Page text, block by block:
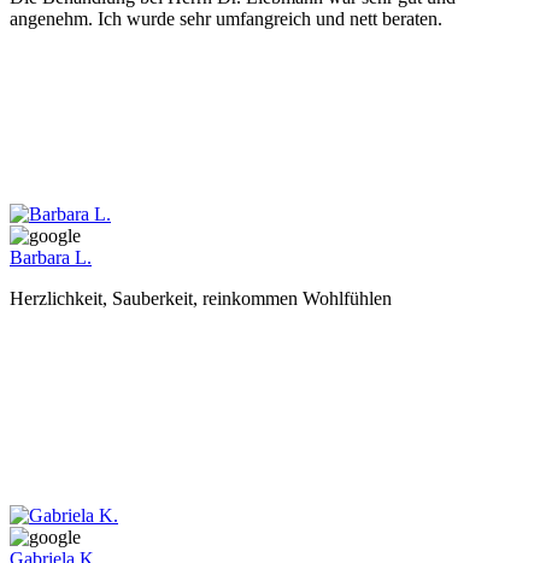
angenehm. Ich wurde sehr umfangreich und nett beraten.
Barbara L.
Herzlichkeit, Sauberkeit, reinkommen Wohlfühlen
Gabriela K.